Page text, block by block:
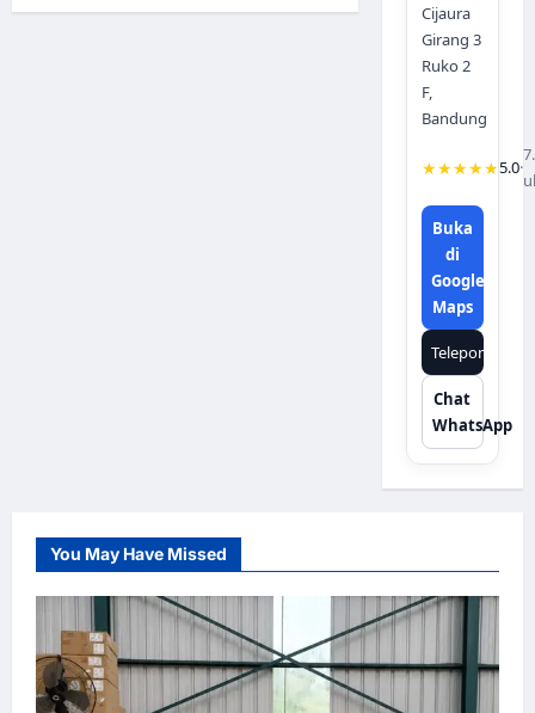
Cijaura
Girang 3
Ruko 2
F,
Bandung
★★★★★5.0·
Buka
di
Google
Maps
Telepon
Chat
WhatsApp
You May Have Missed